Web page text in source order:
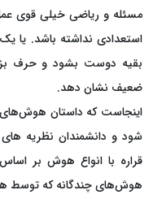
مسئله و ریاضی خیلی قوی
استعدادی نداشته باشد. یا
بقیه دوست بشود و حرف
ضعیف نشان دهد.
اینجاست که داستان
شود و دانشمندان نظریه های
قراره با انواع هوش بر
هوش‌های چندگانه که توسط